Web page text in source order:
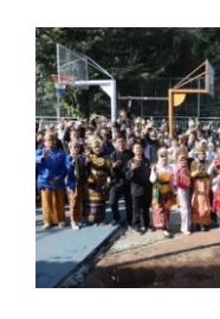
View
Larger
Image